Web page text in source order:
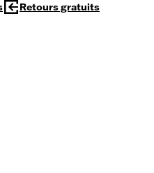
Retours gratuits